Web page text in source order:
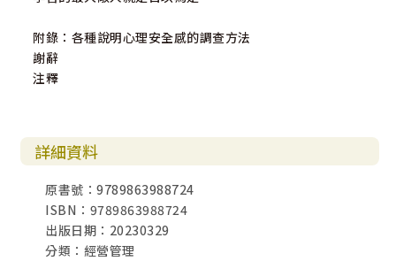
附錄：各種說明心理安全感的調查方法
謝辭
注釋
詳細資料
原書號：9789863988724
ISBN：9789863988724
出版日期：20230329
分類：經營管理